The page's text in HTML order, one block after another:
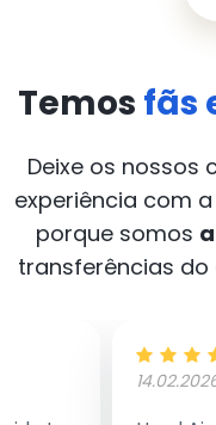
Temos fãs
Deixe os nossos
experiência com
porque somos
transferências